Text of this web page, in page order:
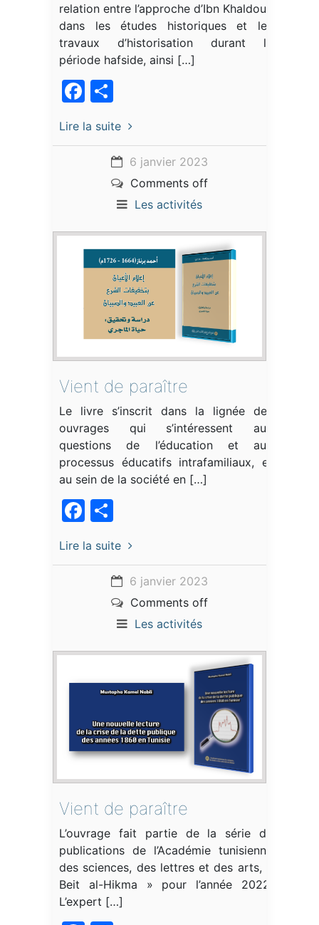
relation entre l’approche d’Ibn Khaldoun
dans les études historiques et les
travaux d’historisation durant la
période hafside, ainsi […]
Facebook
Lire la suite
6 janvier 2023
Comments off
Les activités
Vient de paraître
Le livre s’inscrit dans la lignée des
ouvrages qui s’intéressent aux
questions de l’éducation et aux
processus éducatifs intrafamiliaux, et
au sein de la société en […]
Facebook
Lire la suite
6 janvier 2023
Comments off
Les activités
Vient de paraître
L’ouvrage fait partie de la série de
publications de l’Académie tunisienne
des sciences, des lettres et des arts, «
Beit al-Hikma » pour l’année 2022.
L’expert […]